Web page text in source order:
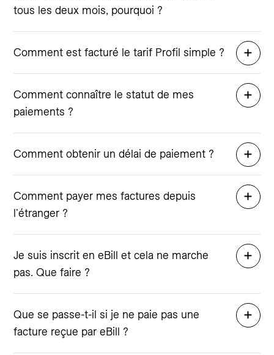
tous les deux mois, pourquoi ?
Comment est facturé le tarif Profil simple ?
Comment connaître le statut de mes
paiements ?
Comment obtenir un délai de paiement ?
Comment payer mes factures depuis
l'étranger ?
Je suis inscrit en eBill et cela ne marche
pas. Que faire ?
Que se passe-t-il si je ne paie pas une
facture reçue par eBill ?